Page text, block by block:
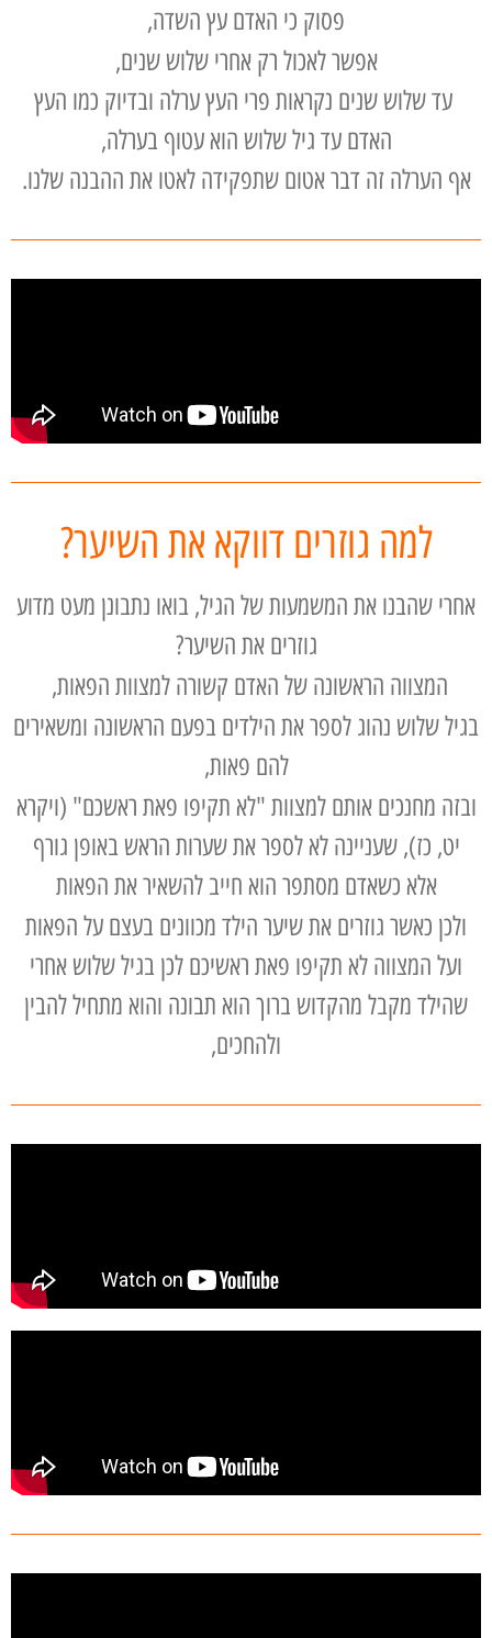
פסוק כי האדם עץ השדה,
אפשר לאכול רק אחרי שלוש שנים,
עד שלוש שנים נקראות פרי העץ ערלה ובדיוק כמו העץ
האדם עד גיל שלוש הוא עטוף בערלה,
אף הערלה זה דבר אטום שתפקידה לאטו את ההבנה שלנו.
למה גוזרים דווקא את השיער?
אחרי שהבנו את המשמעות של הגיל, בואו נתבונן מעט מדוע
גוזרים את השיער?
המצווה הראשונה של האדם קשורה למצוות הפאות,
בגיל שלוש נהוג לספר את הילדים בפעם הראשונה ומשאירים
להם פאות,
ובזה מחנכים אותם למצוות "לא תקיפו פאת ראשכם" (ויקרא
יט, כז), שעניינה לא לספר את שערות הראש באופן גורף
אלא כשאדם מסתפר הוא חייב להשאיר את הפאות
ולכן כאשר גוזרים את שיער הילד מכוונים בעצם על הפאות
ועל המצווה לא תקיפו פאת ראשיכם לכן בגיל שלוש אחרי
שהילד מקבל מהקדוש ברוך הוא תבונה והוא מתחיל להבין
ולהחכים,